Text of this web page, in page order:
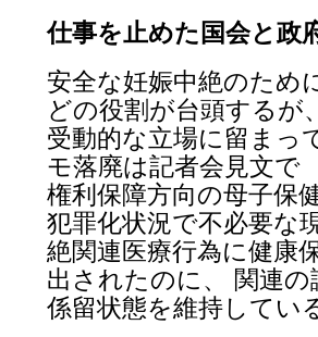
仕事を止めた国会と政
安全な妊娠中絶のため
どの役割が台頭するが
受動的な立場に留まっ
モ落廃は記者会見文で
権利保障方向の母子保
犯罪化状況で不必要な
絶関連医療行為に健康
出されたのに、 関連
係留状態を維持してい